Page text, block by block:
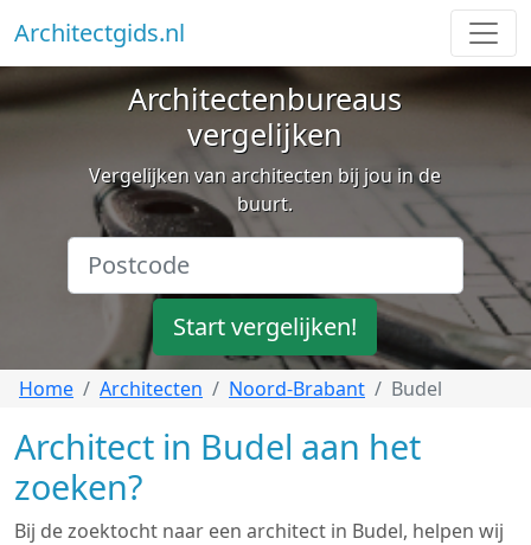
Architectgids.nl
Architectenbureaus
vergelijken
Vergelijken van architecten bij jou in de
buurt.
Start vergelijken!
Home Architecten Noord-Brabant Budel
Architect in Budel aan het
zoeken?
Bij de zoektocht naar een architect in Budel, helpen wij